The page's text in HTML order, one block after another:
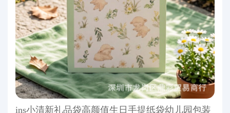
ins小清新礼品袋高颜值生日手提纸袋幼儿园包装